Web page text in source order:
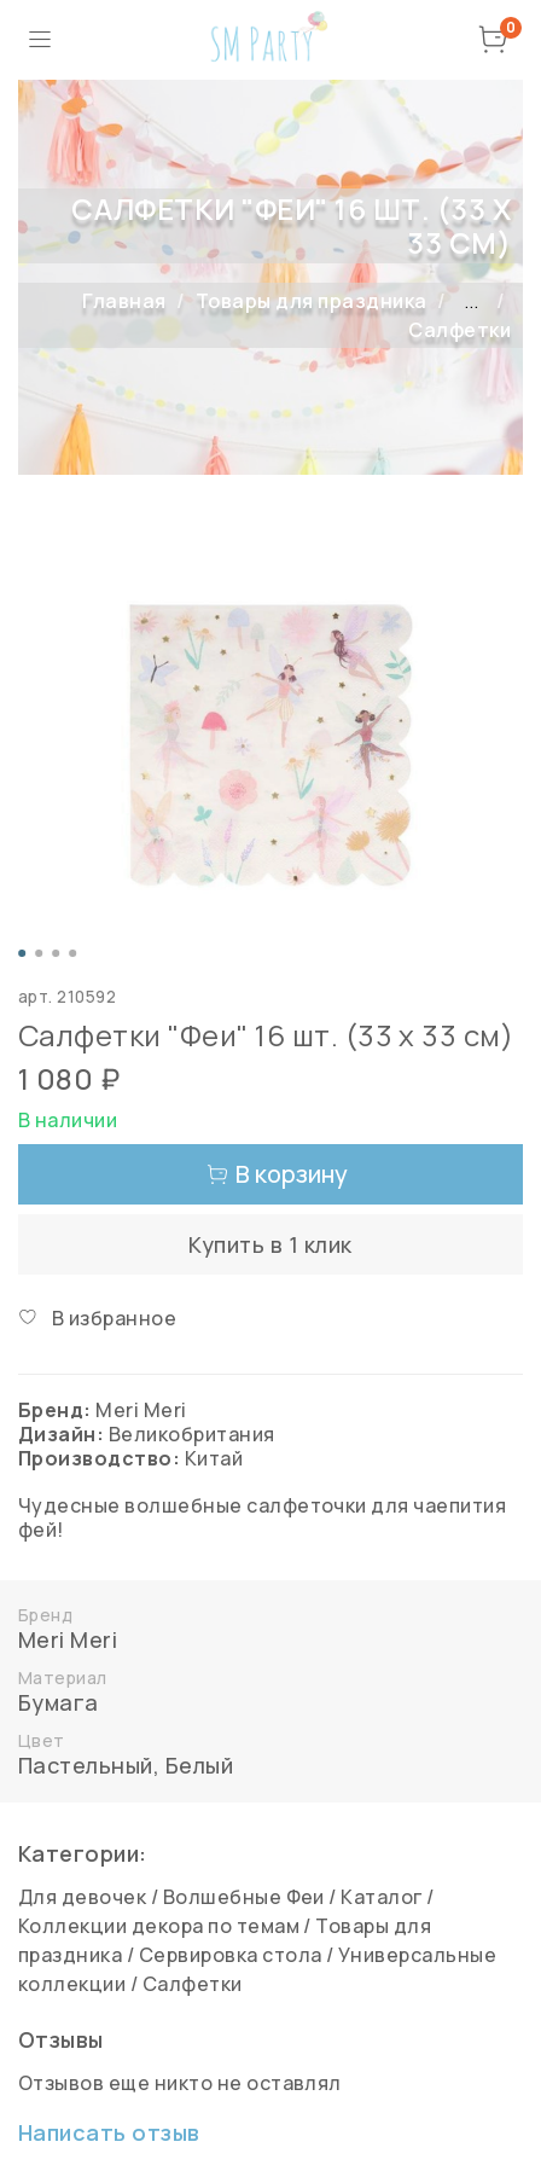
0
САЛФЕТКИ "ФЕИ" 16 ШТ. (33 Х
33 СМ)
Главная Товары для праздника
...
Салфетки
арт.210592
Салфетки "Феи" 16 шт. (33 х 33 см)
1 080 ₽
В наличии
В корзину
Купить в 1 клик
В избранное
Бренд: Meri Meri
Дизайн: Великобритания
Производство: Китай
Чудесные волшебные салфеточки для чаепития
фей!
Бренд
Meri Meri
Материал
Бумага
Цвет
Пастельный, Белый
Категории:
Для девочек / Волшебные Феи / Каталог /
Коллекции декора по темам / Товары для
праздника / Сервировка стола /Универсальные
коллекции / Салфетки
Отзывы
Отзывов еще никто не оставлял
Написать отзыв